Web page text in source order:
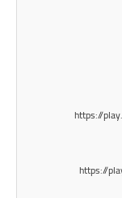
https://
https://